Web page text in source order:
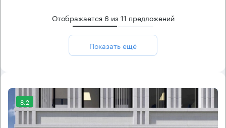
Отображается 6 из11 предложений
Показать ещё
8.2